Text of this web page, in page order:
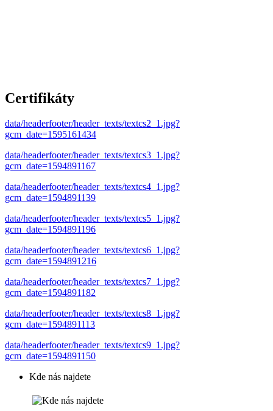
Certifikáty
data/headerfooter/header_texts/textcs2_1.jpg?
gcm_date=1595161434
data/headerfooter/header_texts/textcs3_1.jpg?
gcm_date=1594891167
data/headerfooter/header_texts/textcs4_1.jpg?
gcm_date=1594891139
data/headerfooter/header_texts/textcs5_1.jpg?
gcm_date=1594891196
data/headerfooter/header_texts/textcs6_1.jpg?
gcm_date=1594891216
data/headerfooter/header_texts/textcs7_1.jpg?
gcm_date=1594891182
data/headerfooter/header_texts/textcs8_1.jpg?
gcm_date=1594891113
data/headerfooter/header_texts/textcs9_1.jpg?
gcm_date=1594891150
Kde nás najdete